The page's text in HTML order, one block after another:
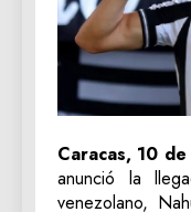
Caracas, 10
anunció la
venezolano,